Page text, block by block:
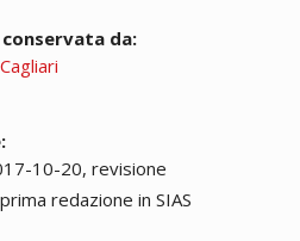
da:
10-20, revisione
redazione in SIAS